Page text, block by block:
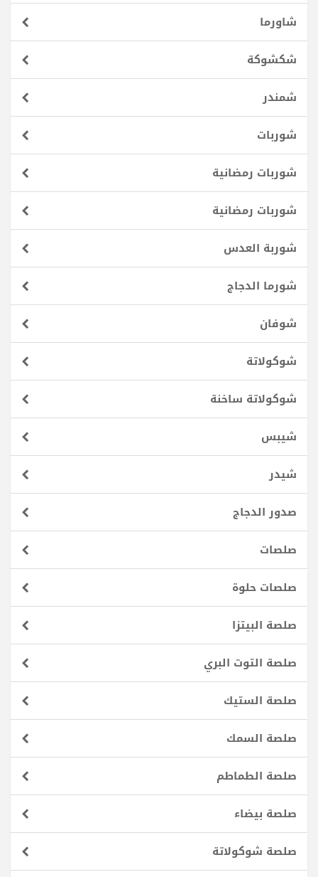
شاورما
شكشوكة
شمندر
شوربات
شوربات رمضانية
شوربات رمضانية
شوربة العدس
شورما الدجاج
شوفان
شوكولاتة
شوكولاتة ساخنة
شيبس
شيدر
صدور الدجاج
صلصات
صلصات حلوة
صلصة البيتزا
صلصة التوت البري
صلصة الستيك
صلصة السمك
صلصة الطماطم
صلصة بيضاء
صلصة شوكولاتة